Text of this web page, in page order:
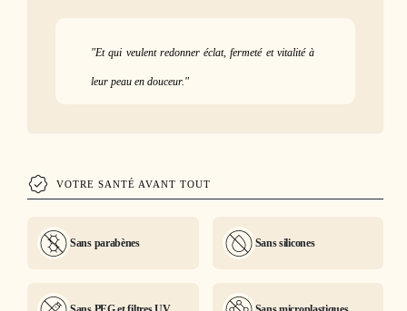
"Et qui veulent redonner éclat, fermeté et vitalité à
leur peau en douceur."
VOTRE SANTÉ AVANT TOUT
Sans parabènes Sans silicones